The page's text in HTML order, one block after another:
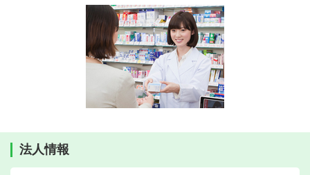
法人情報